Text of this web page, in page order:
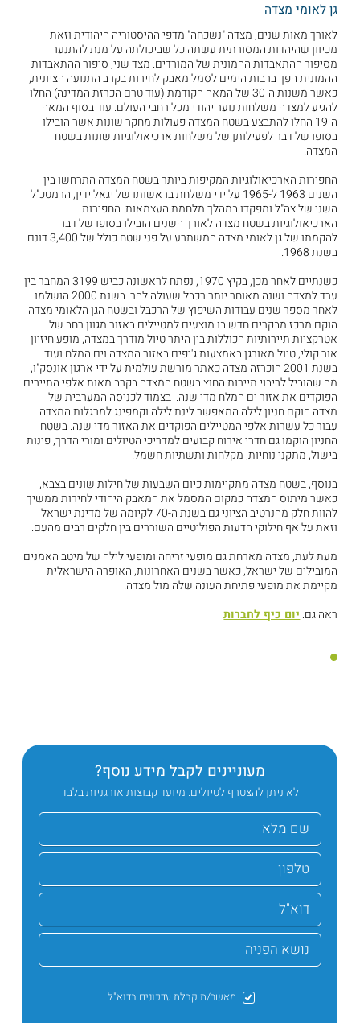
גן לאומי מצדה
לאורך מאות שנים, מצדה "נשכחה" מדפי ההיסטוריה היהודית וזאת
מכיוון שהיהדות המסורתית עשתה כל שביכולתה על מנת להתנער
מסיפור ההתאבדות ההמונית של המורדים. מצד שני, סיפור ההתאבדות
ההמונית הפך ברבות הימים לסמל מאבק לחירות בקרב התנועה הציונית,
כאשר משנות ה-30 של המאה הקודמת (עוד טרם הכרזת המדינה) החלו
להגיע למצדה משלחות נוער יהודי מכל רחבי העולם. עוד בסוף המאה
ה-19 החלו להתבצע בשטח המצדה פעולות מחקר שונות אשר הובילו
בסופו של דבר לפעילותן של משלחות ארכיאולוגיות שונות בשטח
המצדה.
החפירות הארכיאולוגיות המקיפות ביותר בשטח המצדה התרחשו בין
השנים 1963 ל-1965 על ידי משלחת בראשותו של יגאל ידין, הרמטכ"ל
השני של צה"ל ומפקדו במהלך מלחמת העצמאות. החפירות
הארכיאולוגיות בשטח מצדה לאורך השנים הובילו בסופו של דבר
להקמתו של גן לאומי מצדה המשתרע על פני שטח כולל של 3,400 דונם
בשנת 1968.
כשנתיים לאחר מכן, בקיץ 1970, נפתח לראשונה כביש 3199 המחבר בין
ערד למצדה ושנה מאוחר יותר רכבל שעולה להר. בשנת 2000 הושלמו
לאחר מספר שנים עבודות השיפוץ של הרכבל ובשטח הגן הלאומי מצדה
הוקם מרכז מבקרים חדש בו מוצעים למטיילים באזור מגוון רחב של
אטרקציות תיירותיות הכוללות בין היתר טיול מודרך במצדה, מופע חיזיון
אור קולי, טיול מאורגן באמצעות ג'יפים באזור המצדה וים המלח ועוד.
בשנת 2001 הוכרזה מצדה כאתר מורשת עולמית על ידי ארגון אונסק"ו,
מה שהוביל לריבוי תיירות החוץ בשטח המצדה בקרב מאות אלפי התיירים
הפוקדים את אזור ים המלח מדי שנה. בצמוד לכניסה המערבית של
מצדה הוקם חניון לילה המאפשר לינת לילה וקמפינג למרגלות המצדה
עבור כל עשרות אלפי המטיילים הפוקדים את האזור מדי שנה. בשטח
החניון הוקמו גם חדרי אירוח קבועים למדריכי הטיולים ומורי הדרך, פינות
בישול, מתקני נוחיות, מקלחות ותשתיות חשמל.
בנוסף, בשטח מצדה מתקיימות כיום השבעות של חילות שונים בצבא,
כאשר מיתוס המצדה כמקום המסמל את המאבק היהודי לחירות ממשיך
להוות חלק מהנרטיב הציוני גם בשנת ה-70 לקיומה של מדינת ישראל
וזאת על אף חילוקי הדעות הפוליטיים השוררים בין חלקים רבים מהעם.
מעת לעת, מצדה מארחת גם מופעי זריחה ומופעי לילה של מיטב האמנים
המובילים של ישראל, כאשר בשנים האחרונות, האופרה הישראלית
מקיימת את מופעי פתיחת העונה שלה מול מצדה.
ראה גם:יום כיף לחברות
מעוניינים לקבל מידע נוסף?
לא ניתן להצטרף לטיולים. מיועד קבוצות אורגניות בלבד
מאשר/ת קבלת עדכונים בדוא"ל